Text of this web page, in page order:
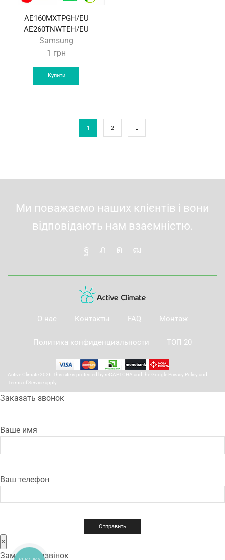
AE160MXTPGH/EU
AE260TNWTEH/EU
Samsung
1 грн
Купити
1 2
Ми поважаємо наших клієнтів і вони
відповідають нам взаємністю.
О нас Контакты FAQ Монтаж
Политика конфиденциальности ТОП 20
Active Climate 2026 This site is protected by reCAPTCHA and the Google Privacy Policy and
Terms of Service apply.
Заказать звонок
Ваше имя
Ваш телефон
×
Замовити дзвінок